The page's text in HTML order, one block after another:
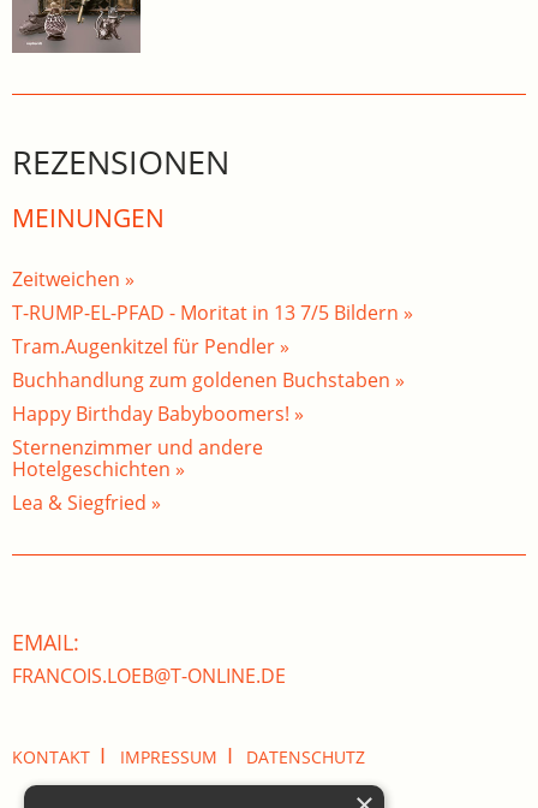
REZENSIONEN
MEINUNGEN
Zeitweichen »
T-RUMP-EL-PFAD - Moritat in 13 7/5 Bildern »
Tram.Augenkitzel für Pendler »
Buchhandlung zum goldenen Buchstaben »
Happy Birthday Babyboomers! »
Sternenzimmer und andere
Hotelgeschichten »
Lea & Siegfried »
EMAIL:
FRANCOIS.LOEB@T-ONLINE.DE
KONTAKT I IMPRESSUM I DATENSCHUTZ